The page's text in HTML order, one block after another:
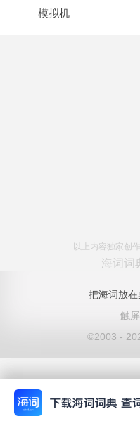
模拟机
以上内容独家创
海词词
把海词放
触
©2003 -